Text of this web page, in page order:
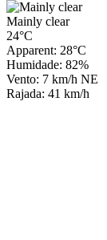
Mainly clear
24°C
Apparent: 28°C
Humidade: 82%
Vento: 7 km/h NE
Rajada: 41 km/h